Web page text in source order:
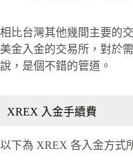
相比台灣其他幾間主要的
美金入金的交易所，對於
說，是個不錯的管道。
XREX 入金手續費
以下為 XREX 各入金方式